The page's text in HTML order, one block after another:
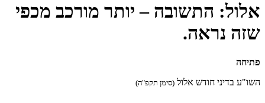
אלול: התשובה – יותר מורכב מכפי
שזה נראה.
פתיחה
השו"ע בדיני חודש אלול (סימן תקפ"ה)